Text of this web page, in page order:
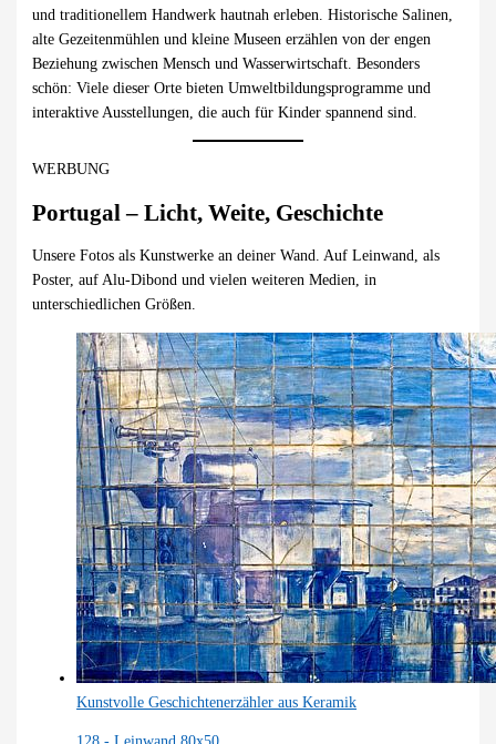
und traditionellem Handwerk hautnah erleben. Historische Salinen,
alte Gezeitenmühlen und kleine Museen erzählen von der engen
Beziehung zwischen Mensch und Wasserwirtschaft. Besonders
schön: Viele dieser Orte bieten Umweltbildungsprogramme und
interaktive Ausstellungen, die auch für Kinder spannend sind.
WERBUNG
Portugal – Licht, Weite, Geschichte
Unsere Fotos als Kunstwerke an deiner Wand. Auf Leinwand, als
Poster, auf Alu-Dibond und vielen weiteren Medien, in
unterschiedlichen Größen.
Kunstvolle Geschichtenerzähler aus Keramik